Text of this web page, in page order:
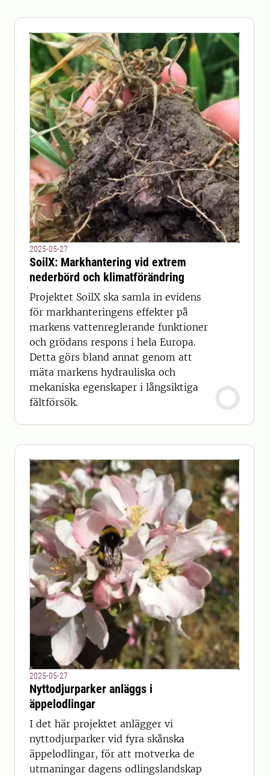
2025-05-27
SoilX: Markhantering vid extrem
nederbörd och klimatförändring
Projektet SoilX ska samla in evidens
för markhanteringens effekter på
markens vattenreglerande funktioner
och grödans respons i hela Europa.
Detta görs bland annat genom att
mäta markens hydrauliska och
mekaniska egenskaper i långsiktiga
fältförsök.
2025-05-27
Nyttodjurparker anläggs i
äppelodlingar
I det här projektet anlägger vi
nyttodjurparker vid fyra skånska
äppelodlingar, för att motverka de
utmaningar dagens odlingslandskap